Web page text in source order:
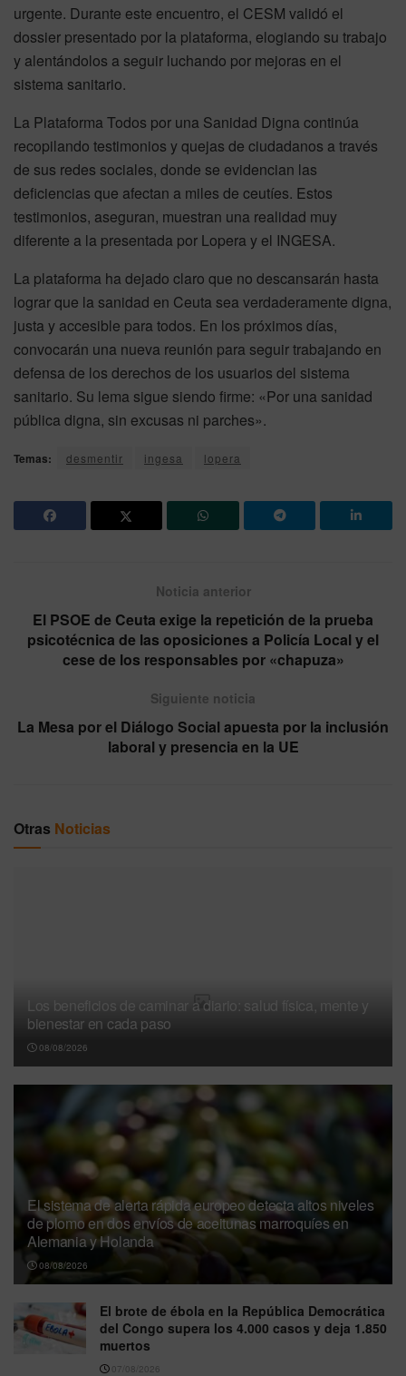
urgente. Durante este encuentro, el CESM validó el
dossier presentado por la plataforma, elogiando su trabajo
y alentándolos a seguir luchando por mejoras en el
sistema sanitario.
La Plataforma Todos por una Sanidad Digna continúa
recopilando testimonios y quejas de ciudadanos a través
de sus redes sociales, donde se evidencian las
deficiencias que afectan a miles de ceutíes. Estos
testimonios, aseguran, muestran una realidad muy
diferente a la presentada por Lopera y el INGESA.
La plataforma ha dejado claro que no descansarán hasta
lograr que la sanidad en Ceuta sea verdaderamente digna,
justa y accesible para todos. En los próximos días,
convocarán una nueva reunión para seguir trabajando en
defensa de los derechos de los usuarios del sistema
sanitario. Su lema sigue siendo firme: «Por una sanidad
pública digna, sin excusas ni parches».
Temas: desmentir ingesa lopera
Noticia anterior
El PSOE de Ceuta exige la repetición de la prueba
psicotécnica de las oposiciones a Policía Local y el
cese de los responsables por «chapuza»
Siguiente noticia
La Mesa por el Diálogo Social apuesta por la inclusión
laboral y presencia en la UE
Otras Noticias
Los beneficios de caminar a diario: salud física, mente y
bienestar en cada paso
08/08/2026
El sistema de alerta rápida europeo detecta altos niveles
de plomo en dos envíos de aceitunas marroquíes en
Alemania y Holanda
08/08/2026
El brote de ébola en la República Democrática
del Congo supera los 4.000 casos y deja 1.850
muertos
07/08/2026